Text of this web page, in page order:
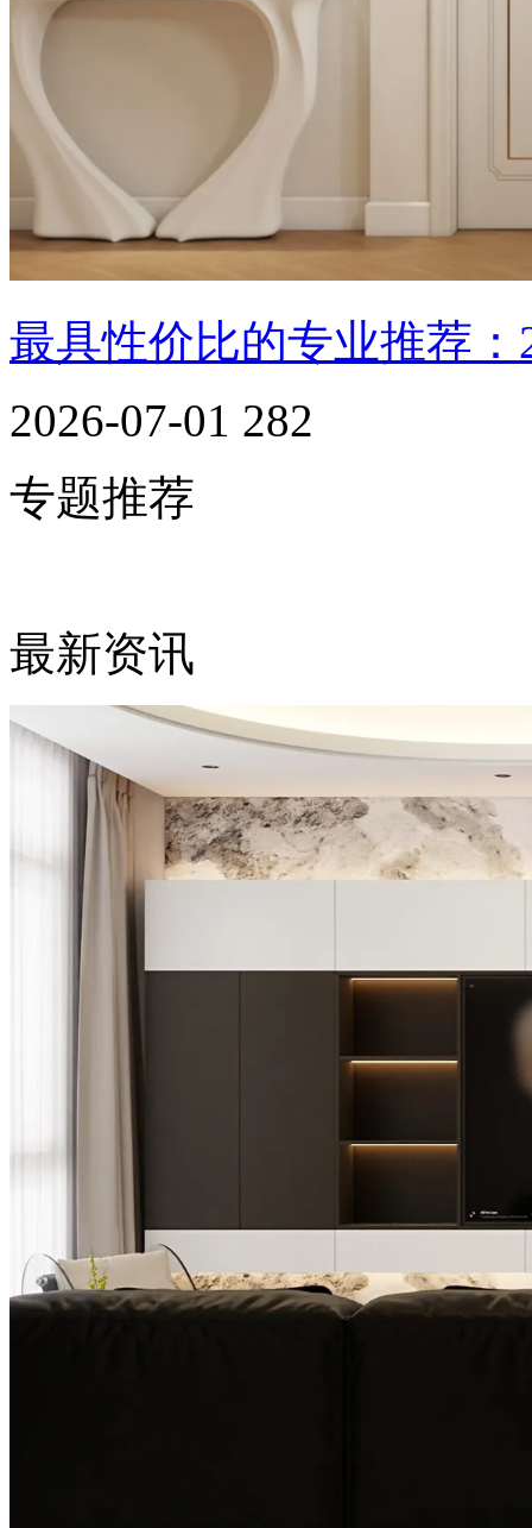
最具性价比的专业推荐：
2026-07-01 282
专题推荐
最新资讯